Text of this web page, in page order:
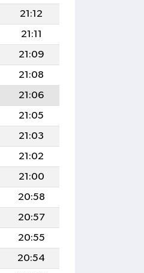
21:12
21:11
21:09
21:08
21:06
21:05
21:03
21:02
21:00
20:58
20:57
20:55
20:54